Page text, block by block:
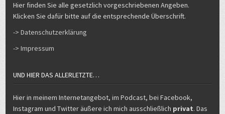
Hier finden Sie alle gesetzlich vorgeschriebenen Angeben.
Klicken Sie dafür bitte auf die entsprechende Überschrift.
-> Datenschutzerklärung
-> Impressum
UND HIER DAS ALLERLETZTE…
Hier in meinem Internetangebot, im Podcast, bei Facebook,
Instagram und Twitter äußere ich mich ausschließlich privat. Das